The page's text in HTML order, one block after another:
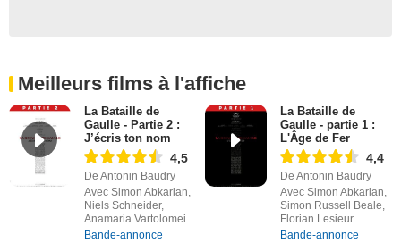
Meilleurs films à l'affiche
La Bataille de
Gaulle - Partie 2 :
J’écris ton nom
4,5
De Antonin Baudry
Avec Simon Abkarian,
Niels Schneider,
Anamaria Vartolomei
Bande-annonce
La Bataille de
Gaulle - partie 1 :
L'Âge de Fer
4,4
De Antonin Baudry
Avec Simon Abkarian,
Simon Russell Beale,
Florian Lesieur
Bande-annonce